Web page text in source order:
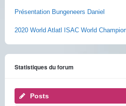
Présentation Bungeneers Daniel
2020 World Atlatl ISAC World
Statistiques du forum
Posts